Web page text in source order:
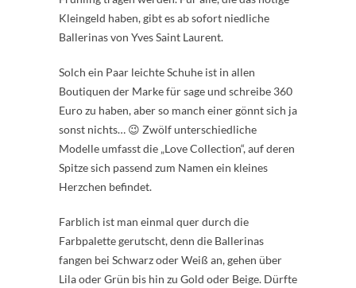
Kleingeld haben, gibt es ab sofort niedliche
Ballerinas von Yves Saint Laurent.
Solch ein Paar leichte Schuhe ist in allen
Boutiquen der Marke für sage und schreibe 360
Euro zu haben, aber so manch einer gönnt sich ja
sonst nichts… 😉 Zwölf unterschiedliche
Modelle umfasst die „Love Collection“, auf deren
Spitze sich passend zum Namen ein kleines
Herzchen befindet.
Farblich ist man einmal quer durch die
Farbpalette gerutscht, denn die Ballerinas
fangen bei Schwarz oder Weiß an, gehen über
Lila oder Grün bis hin zu Gold oder Beige. Dürfte